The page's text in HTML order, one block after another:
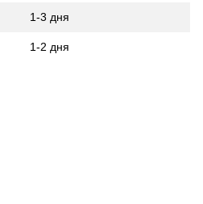
1-3 дня
1-2 дня